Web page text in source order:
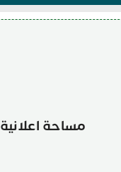
مساحة اعلانية